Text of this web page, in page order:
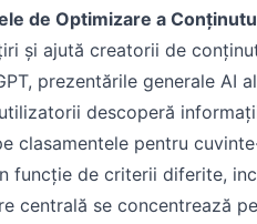
de Optimizare a
și ajută creatorii de
prezentările generale AI
descoperă
clasamentele pentru
funcție de criterii diferite,
centrală se concentrează